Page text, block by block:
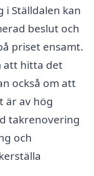
Ställdalen kan
beslut och
priset ensamt.
att hitta det
också om att
är av hög
takrenovering
och